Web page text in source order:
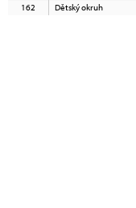
162
Dětský okruh